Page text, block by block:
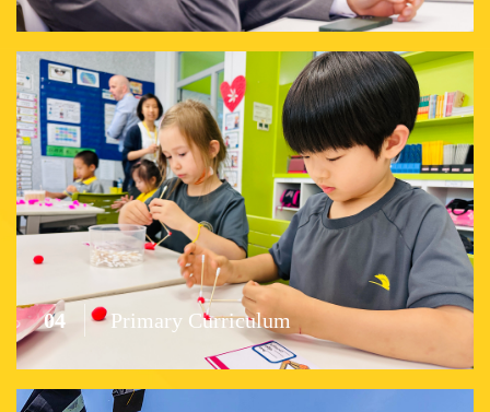
04 Primary Curriculum